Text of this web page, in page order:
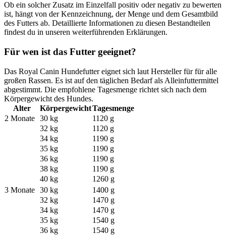
Ob ein solcher Zusatz im Einzelfall positiv oder negativ zu bewerten
ist, hängt von der Kennzeichnung, der Menge und dem Gesamtbild
des Futters ab. Detaillierte Informationen zu diesen Bestandteilen
findest du in unseren weiterführenden Erklärungen.
Für wen ist das Futter geeignet?
Das Royal Canin Hundefutter eignet sich laut Hersteller für für alle
großen Rassen. Es ist auf den täglichen Bedarf als Alleinfuttermittel
abgestimmt. Die empfohlene Tagesmenge richtet sich nach dem
Körpergewicht des Hundes.
Alter
KörpergewichtTagesmenge
2 Monate 30 kg
1120 g
32 kg
1120 g
34 kg
1190 g
35 kg
1190 g
36 kg
1190 g
38 kg
1190 g
40 kg
1260 g
3 Monate 30 kg
1400 g
32 kg
1470 g
34 kg
1470 g
35 kg
1540 g
36 kg
1540 g